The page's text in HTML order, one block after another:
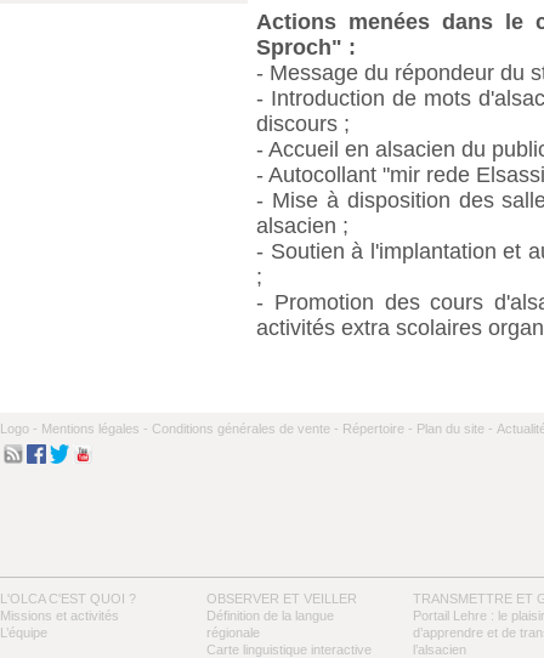
Actions menées dans le
Sproch" :
- Message du répondeur du
- Introduction de mots
discours ;
- Accueil en alsacien du
- Autocollant "mir rede
- Mise à disposition des
alsacien ;
- Soutien à l'implantation et
;
- Promotion des cours
activités extra scolaires
Logo - Mentions légales - Conditions générales de vente - Répertoire - Plan du site -
L'OLCA C'EST QUOI ?
Missions et activités
L’équipe
OBSERVER ET VEILLER
Définition de la langue
régionale
Carte linguistique interactive
TRANSMETTRE ET
Portail Lehre : le plaisir
d’apprendre et de
l’alsacien